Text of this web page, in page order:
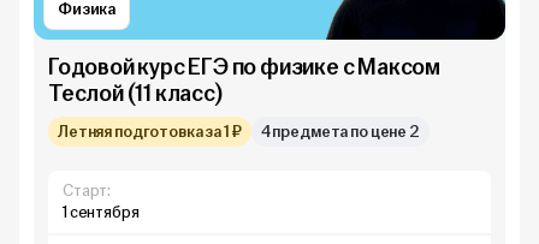
Физика
Годовой курс ЕГЭ по физике с Максом
Теслой (11 класс)
Летняя подготовка за 1 ₽ 4 предмета по цене 2
Старт:
1 сентября